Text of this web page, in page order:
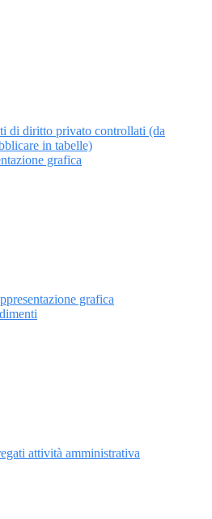
di diritto privato controllati (da
in tabelle)
grafica
grafica
attività amministrativa